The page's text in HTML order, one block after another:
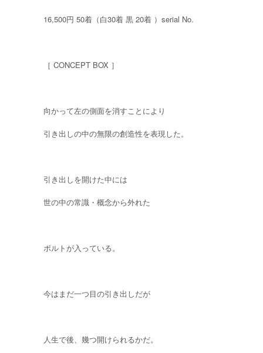
16,500円 50着（白30着 黒 20着 ）serial No.
［ CONCEPT BOX ］
向かって左の側面を消すことにより
引き出しの中の無限の創造性を表現した。
引き出しを開けた中には
世の中の常識・概念から外れた
ボルトが入っている。
今はまだ一つ目の引き出しだが
人生で後、幾つ開けられるかだ。